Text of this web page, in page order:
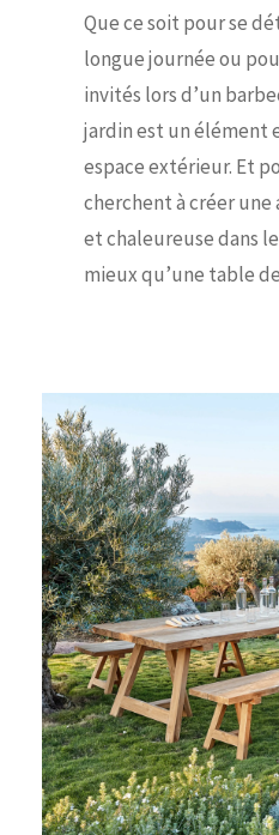
Que ce soit pour se
longue journée ou
invités lors d’un
jardin est un élément
espace extérieur. Et
cherchent à créer
et chaleureuse dans
mieux qu’une table